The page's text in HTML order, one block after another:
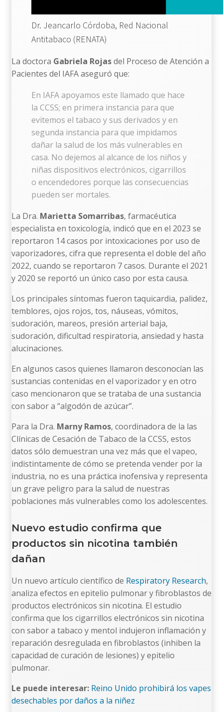
Dr. Jeancarlo Córdoba, Red Nacional
Antitabaco (RENATA)
La doctora Gabriela Rojasdel Proceso de Atención a
Pacientes del IAFA aseguró que:
En IAFA apoyamos este llamado que hace
la CCSS; en primera instancia para que
evitemos el tabaco y sus derivados y en
segunda instancia para que impidamos
dañar la salud de los más vulnerables en
casa. No dejemos al alcance de los niños y
niñas dispositivos electrónicos, cigarrillos
o encendedores porque las consecuencias
pueden ser mortales.
La Dra. Marietta Somarribas, farmacéutica
especialista en toxicología, indicó que en el 2023 se
reportaron 14 casos por intoxicaciones por uso de
vaporizadores, cifra que representa el doble del año
2022, cuando se reportaron 7 casos. Durante el 2021
y 2020 se reportó un único caso por esta causa.
Los principales síntomas fueron taquicardia, palidez,
temblores, ojos rojos, tos, náuseas, vómitos,
sudoración, mareos, presión arterial baja,
sudoración, dificultad respiratoria, ansiedad y hasta
alucinaciones.
En algunos casos quienes llamaron desconocían las
sustancias contenidas en el vaporizador y en otro
caso mencionaron que se trataba de una sustancia
con sabor a “algodón de azúcar”.
Para la Dra. Marny Ramos, coordinadora de la las
Clínicas de Cesación de Tabaco de la CCSS, estos
datos sólo demuestran una vez más que el vapeo,
indistintamente de cómo se pretenda vender por la
industria, no es una práctica inofensiva y representa
un grave peligro para la salud de nuestras
poblaciones más vulnerables como los adolescentes.
Nuevo estudio confirma que
productos sin nicotina también
dañan
Un nuevo artículo científico de Respiratory Research,
analiza efectos en epitelio pulmonar y fibroblastos de
productos electrónicos sin nicotina. El estudio
confirma que los cigarrillos electrónicos sin nicotina
con sabor a tabaco y mentol indujeron inflamación y
reparación desregulada en fibroblastos (inhiben la
capacidad de curación de lesiones) y epitelio
pulmonar.
Le puede interesar: Reino Unido prohibirá los vapes
desechables por daños a la niñez